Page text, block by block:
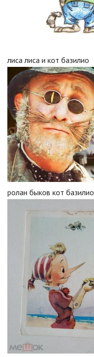
лиса лиса и кот базилио
ролан быков кот базилио